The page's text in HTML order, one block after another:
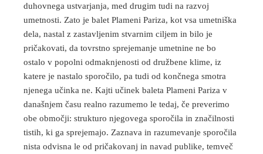
duhovnega ustvarjanja, med drugim tudi na razvoj
umetnosti. Zato je balet Plameni Pariza, kot vsa umetniška
dela, nastal z zastavljenim stvarnim ciljem in bilo je
pričakovati, da tovrstno sprejemanje umetnine ne bo
ostalo v popolni odmaknjenosti od družbene klime, iz
katere je nastalo sporočilo, pa tudi od končnega smotra
njenega učinka ne. Kajti učinek baleta Plameni Pariza v
današnjem času realno razumemo le tedaj, če preverimo
obe območji: strukturo njegovega sporočila in značilnosti
tistih, ki ga sprejemajo. Zaznava in razumevanje sporočila
nista odvisna le od pričakovanj in navad publike, temveč